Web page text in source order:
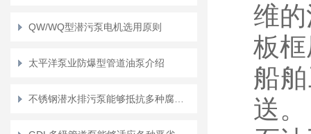
QW/WQ型潜污泵电机选用原则
太平洋泵业防爆型管道油泵介绍
维
板
船
送。